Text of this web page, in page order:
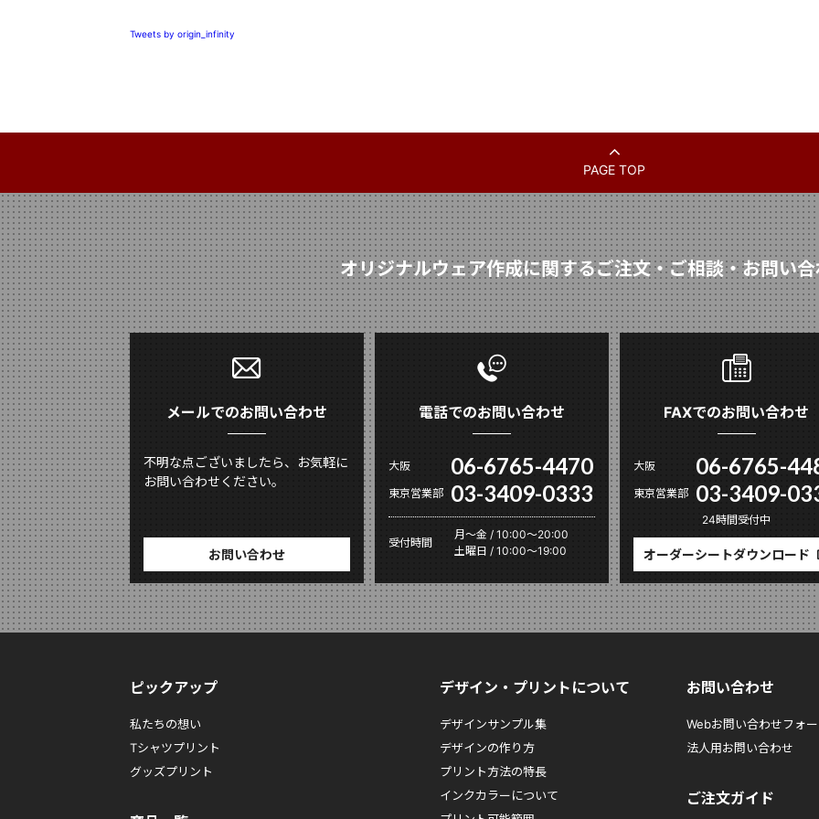
Tweets by origin_infinity
PAGE TOP
オリジナルウェア作成に関するご注文・ご相談・お問い
メールでのお問い合わせ
不明な点ございましたら、お気軽に
お問い合わせください。
お問い合わせ
電話でのお問い合わせ
大阪 06-6765-4470
東京営業部 03-3409-0333
受付時間
月〜金 / 10:00～20:00
土曜日 / 10:00～19:00
FAXでのお問い合わせ
大阪 06-6765-
東京営業部 03-3409-
24時間受付中
オーダーシートダウンロード
ピックアップ
私たちの想い
Tシャツプリント
グッズプリント
デザイン・プリントについて
デザインサンプル集
デザインの作り方
プリント方法の特長
インクカラーについて
お問い合わせ
Webお問い合わせフォ
法人用お問い合わせ
ご注文ガイド